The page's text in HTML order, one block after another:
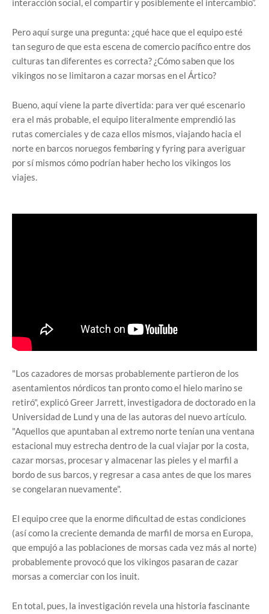
interacción social, el compartir y posiblemente el intercambio”.
Pero aquí surge una pregunta: ¿qué hace que el equipo esté
tan seguro de que esta escena de comercio pacífico entre dos
culturas tan diferentes es correcta? ¿Cómo saben que los
vikingos no se limitaron a cazar morsas en el Ártico?
Bueno, aquí viene la parte divertida: para ver qué escenario
era el más probable, el equipo literalmente emprendió las
rutas comerciales y de caza ellos mismos, viajando hacia el
norte en barcos noruegos fembøring y fyring para averiguar
por sí mismos cómo podrían haber hecho los vikingos los
viajes.
"Los cazadores de morsas probablemente partieron de los
asentamientos nórdicos tan pronto como el hielo marino se
retiró", explicó Greer Jarrett, investigadora de doctorado en la
Universidad de Lund y una de las autoras del nuevo artículo.
"Aquellos que apuntaban al extremo norte tenían una ventana
estacional muy estrecha dentro de la cual viajar por la costa,
cazar morsas, procesar y almacenar las pieles y el marfil a
bordo de sus barcos, y regresar a casa antes de que los mares
se congelaran nuevamente".
El equipo cree que la enorme dificultad de estas condiciones
(así como la creciente demanda de marfil de morsa en Europa,
que empujó a las poblaciones de morsas cada vez más al norte)
probablemente provocó que los vikingos pasaran de cazar
morsas a comerciar con los inuit.
En total, pues, la investigación revela una historia fascinante